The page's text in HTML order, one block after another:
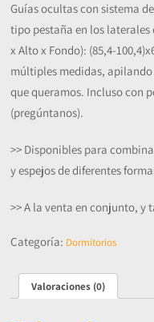
Guías ocultas con sistema
tipo pestaña en los laterales
x Alto x Fondo): (85,4-
múltiples medidas,
que queramos. Incluso con
(pregúntanos).
>> Disponibles para
y espejos de diferentes
>> A la venta en conjunto, y
Categoría: Dormitorios
Valoraciones (0)